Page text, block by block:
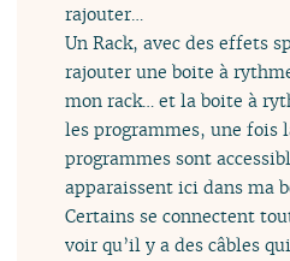
rajouter…
Un Rack, avec des effets
rajouter une boite à
mon rack… et la boite à
les programmes, une fois
programmes sont
apparaissent ici dans ma
Certains se connectent
voir qu’il y a des câbles